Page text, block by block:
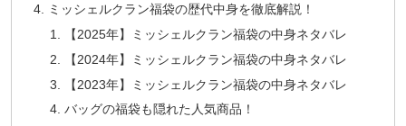
ミッシェルクラン福袋の歴代中身を徹底解説！
【2025年】ミッシェルクラン福袋の中身ネタバレ
【2024年】ミッシェルクラン福袋の中身ネタバレ
【2023年】ミッシェルクラン福袋の中身ネタバレ
バッグの福袋も隠れた人気商品！